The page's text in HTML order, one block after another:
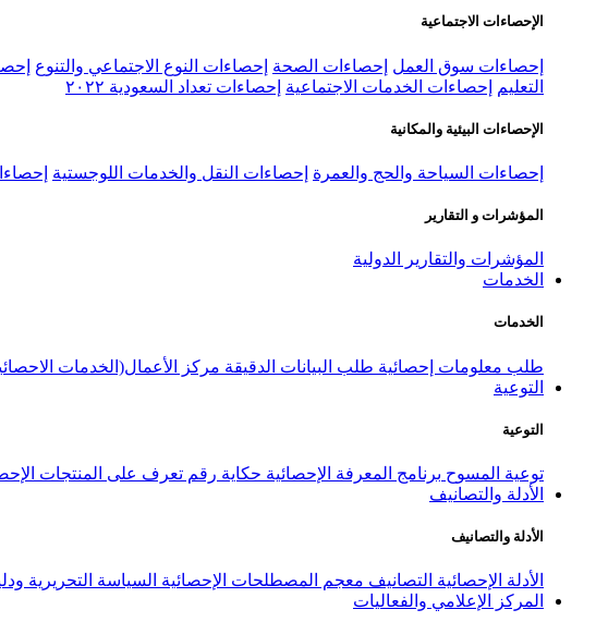
الإحصاءات الاجتماعية
إحصاءات سوق العمل إحصاءات الصحة إحصاءات النوع الاجتماعي والتنوع
التعليم
إحصاءات الخدمات الاجتماعية إحصاءات تعداد السعودية ٢٠٢٢
الإحصاءات البيئية والمكانية
إحصاءات السياحة والحج والعمرة إحصاءات النقل والخدمات اللوجستية
المؤشرات و التقارير
المؤشرات والتقارير الدولية
الخدمات
الخدمات
طلب معلومات إحصائية طلب البيانات الدقيقة مركز الأعمال(الخدمات
التوعية
التوعية
توعية المسوح برنامج المعرفة الإحصائية حكاية رقم تعرف على المنتجات
الأدلة والتصانيف
الأدلة والتصانيف
الأدلة الإحصائية التصانيف معجم المصطلحات الإحصائية السياسة التحريرية
المركز الإعلامي والفعاليات